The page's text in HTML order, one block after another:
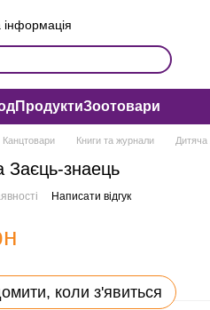
інформація
ПродуктиЗоотовари
Канцтовари Книги та журнали Дитяча
Заєць-знаець
Написати відгук
коли з'явиться